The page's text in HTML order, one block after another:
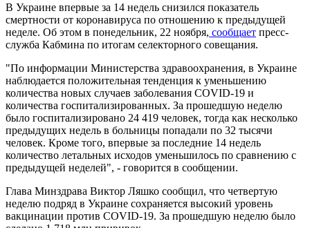
В Украине впервые за 14 недель снизился показатель
смертности от коронавируса по отношению к предыдущей
неделе. Об этом в понедельник, 22 ноября, сообщает пресс-
служба Кабмина по итогам селекторного совещания.
"По информации Министерства здравоохранения, в Украине
наблюдается положительная тенденция к уменьшению
количества новых случаев заболевания COVID-19 и
количества госпитализированных. За прошедшую неделю
было госпитализировано 24 419 человек, тогда как несколько
предыдущих недель в больницы попадали по 32 тысячи
человек. Кроме того, впервые за последние 14 недель
количество летальных исходов уменьшилось по сравнению с
предыдущей неделей", - говорится в сообщении.
Глава Минздрава Виктор Ляшко сообщил, что четвертую
неделю подряд в Украине сохраняется высокий уровень
вакцинации против COVID-19. За прошедшую неделю было